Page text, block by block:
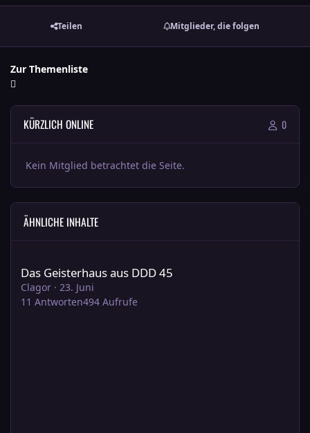
Teilen Mitglieder, die folgen
Zur Themenliste
KÜRZLICH ONLINE 0
Kein Mitglied betrachtet die Seite.
ÄHNLICHE INHALTE
Das Geisterhaus aus DDD 45
Clagor · 23. Juni
11 Antworten494 Aufrufe